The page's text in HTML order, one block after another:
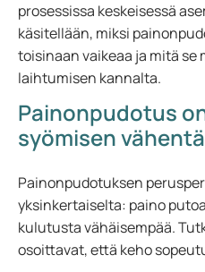
prosessissa keskeisessä
käsitellään, miksi
toisinaan vaikeaa ja mitä se
laihtumisen kannalta.
Painonpudotus
syömisen
Painonpudotuksen
yksinkertaiselta: paino
kulutusta vähäisempää.
osoittavat, että keho